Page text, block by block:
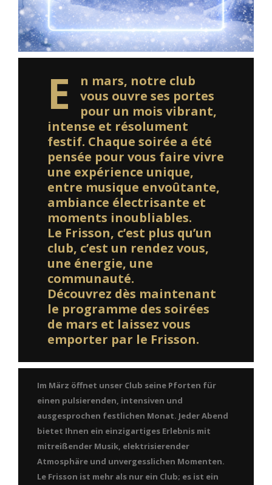
E
n mars, notre club
vous ouvre ses portes
pour un mois vibrant,
intense et résolument
festif. Chaque soirée a été
pensée pour vous faire vivre
une expérience unique,
entre musique envoûtante,
ambiance électrisante et
moments inoubliables.
Le Frisson, c’est plus qu’un
club, c’est un rendez vous,
une énergie, une
communauté.
Découvrez dès maintenant
le programme des soirées
de mars et laissez vous
emporter par le Frisson.
Im März öffnet unser Club seine Pforten für
einen pulsierenden, intensiven und
ausgesprochen festlichen Monat. Jeder Abend
bietet Ihnen ein einzigartiges Erlebnis mit
mitreißender Musik, elektrisierender
Atmosphäre und unvergesslichen Momenten.
Le Frisson ist mehr als nur ein Club; es ist ein